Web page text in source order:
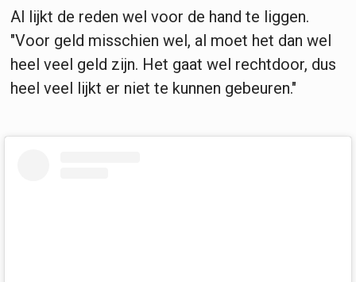
Al lijkt de reden wel voor de hand te liggen.
"Voor geld misschien wel, al moet het dan wel
heel veel geld zijn. Het gaat wel rechtdoor, dus
heel veel lijkt er niet te kunnen gebeuren."